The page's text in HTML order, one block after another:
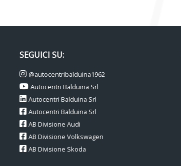
SEGUICI SU:
@autocentribalduina1962
Autocentri Balduina Srl
Autocentri Balduina Srl
Autocentri Balduina Srl
AB Divisione Audi
AB Divisione Volkswagen
AB Divisione Skoda